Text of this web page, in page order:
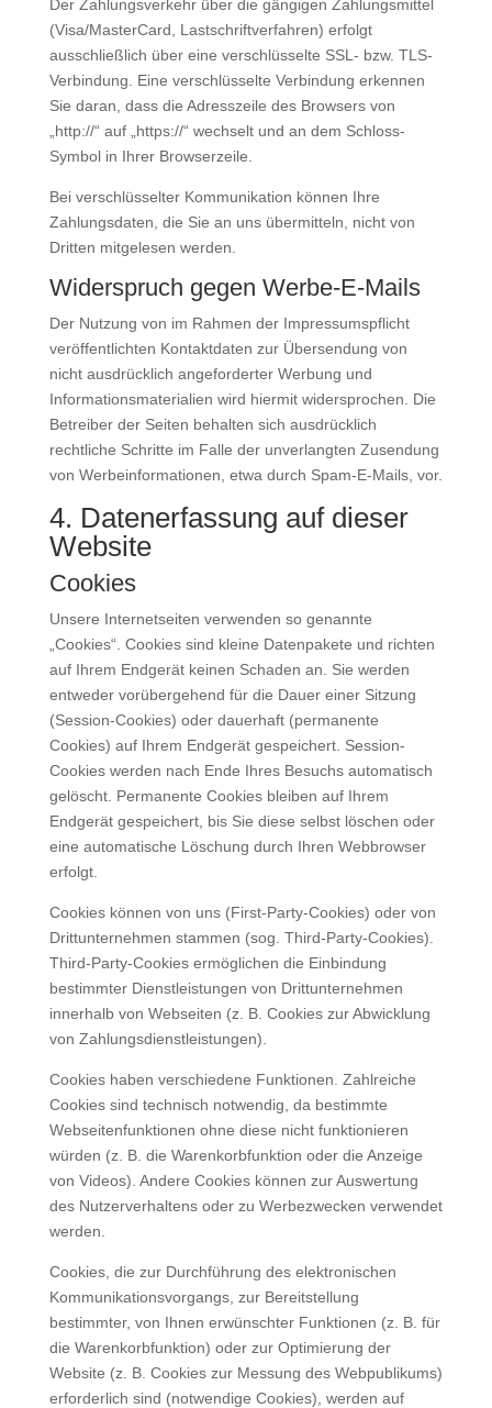
Der Zahlungsverkehr über die gängigen Zahlungsmittel
(Visa/MasterCard, Lastschriftverfahren) erfolgt
ausschließlich über eine verschlüsselte SSL- bzw. TLS-
Verbindung. Eine verschlüsselte Verbindung erkennen
Sie daran, dass die Adresszeile des Browsers von
„http://“ auf „https://“ wechselt und an dem Schloss-
Symbol in Ihrer Browserzeile.
Bei verschlüsselter Kommunikation können Ihre
Zahlungsdaten, die Sie an uns übermitteln, nicht von
Dritten mitgelesen werden.
Widerspruch gegen Werbe-E-Mails
Der Nutzung von im Rahmen der Impressumspflicht
veröffentlichten Kontaktdaten zur Übersendung von
nicht ausdrücklich angeforderter Werbung und
Informationsmaterialien wird hiermit widersprochen. Die
Betreiber der Seiten behalten sich ausdrücklich
rechtliche Schritte im Falle der unverlangten Zusendung
von Werbeinformationen, etwa durch Spam-E-Mails, vor.
4. Datenerfassung auf dieser
Website
Cookies
Unsere Internetseiten verwenden so genannte
„Cookies“. Cookies sind kleine Datenpakete und richten
auf Ihrem Endgerät keinen Schaden an. Sie werden
entweder vorübergehend für die Dauer einer Sitzung
(Session-Cookies) oder dauerhaft (permanente
Cookies) auf Ihrem Endgerät gespeichert. Session-
Cookies werden nach Ende Ihres Besuchs automatisch
gelöscht. Permanente Cookies bleiben auf Ihrem
Endgerät gespeichert, bis Sie diese selbst löschen oder
eine automatische Löschung durch Ihren Webbrowser
erfolgt.
Cookies können von uns (First-Party-Cookies) oder von
Drittunternehmen stammen (sog. Third-Party-Cookies).
Third-Party-Cookies ermöglichen die Einbindung
bestimmter Dienstleistungen von Drittunternehmen
innerhalb von Webseiten (z. B. Cookies zur Abwicklung
von Zahlungsdienstleistungen).
Cookies haben verschiedene Funktionen. Zahlreiche
Cookies sind technisch notwendig, da bestimmte
Webseitenfunktionen ohne diese nicht funktionieren
würden (z. B. die Warenkorbfunktion oder die Anzeige
von Videos). Andere Cookies können zur Auswertung
des Nutzerverhaltens oder zu Werbezwecken verwendet
werden.
Cookies, die zur Durchführung des elektronischen
Kommunikationsvorgangs, zur Bereitstellung
bestimmter, von Ihnen erwünschter Funktionen (z. B. für
die Warenkorbfunktion) oder zur Optimierung der
Website (z. B. Cookies zur Messung des Webpublikums)
erforderlich sind (notwendige Cookies), werden auf